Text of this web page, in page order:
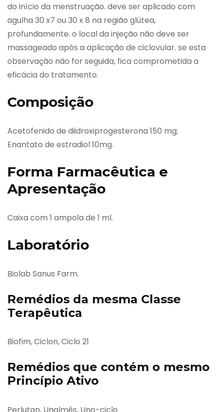
do início da menstruação. deve ser aplicado com
agulha 30 x7 ou 30 x 8 na região glútea,
profundamente. o local da injeção não deve ser
massageado após a aplicação de ciclovular. se esta
observação não for seguida, fica comprometida a
eficácia do tratamento.
Composição
Acetofenido de diidroxiprogesterona 150 mg;
Enantato de estradiol 10mg.
Forma Farmacêutica e
Apresentação
Caixa com 1 ampola de 1 ml.
Laboratório
Biolab Sanus Farm.
Remédios da mesma Classe
Terapêutica
Biofim, Ciclon, Ciclo 21
Remédios que contém o mesmo
Princípio Ativo